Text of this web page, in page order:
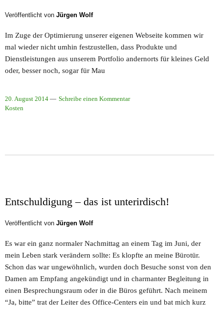
Veröffentlicht von Jürgen Wolf
Im Zuge der Optimierung unserer eigenen Webseite kommen wir
mal wieder nicht umhin festzustellen, dass Produkte und
Dienstleistungen aus unserem Portfolio andernorts für kleines Geld
oder, besser noch, sogar für Mau
20. August 2014
Schreibe einen Kommentar
Kosten
Entschuldigung – das ist unterirdisch!
Veröffentlicht von Jürgen Wolf
Es war ein ganz normaler Nachmittag an einem Tag im Juni, der
mein Leben stark verändern sollte: Es klopfte an meine Bürotür.
Schon das war ungewöhnlich, wurden doch Besuche sonst von den
Damen am Empfang angekündigt und in charmanter Begleitung in
einen Besprechungsraum oder in die Büros geführt. Nach meinem
“Ja, bitte” trat der Leiter des Office-Centers ein und bat mich kurz